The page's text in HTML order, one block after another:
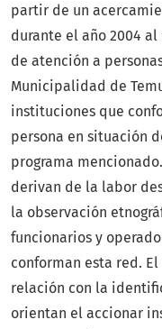
partir de un
durante el año 2004
de atención a
Municipalidad de
instituciones que
persona en situación
programa
derivan de la labor
la observación
funcionarios y
conforman esta red.
relación con la
orientan el accionar